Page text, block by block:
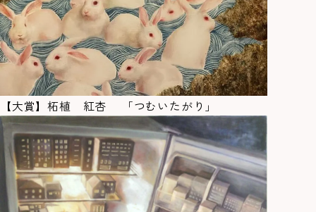
【大賞】柘植 紅杏 「つむいたがり」